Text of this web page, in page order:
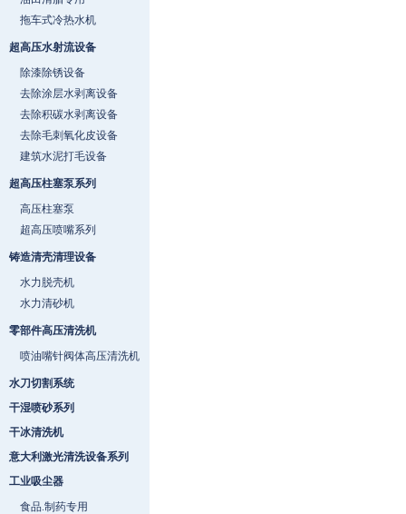
拖车式冷热水机
超高压水射流设备
除漆除锈设备
去除涂层水剥离设备
去除积碳水剥离设备
去除毛刺氧化皮设备
建筑水泥打毛设备
超高压柱塞泵系列
高压柱塞泵
超高压喷嘴系列
铸造清壳清理设备
水力脱壳机
水力清砂机
零部件高压清洗机
喷油嘴针阀体高压清洗机
水刀切割系统
干湿喷砂系列
干冰清洗机
意大利激光清洗设备系列
工业吸尘器
食品.制药专用